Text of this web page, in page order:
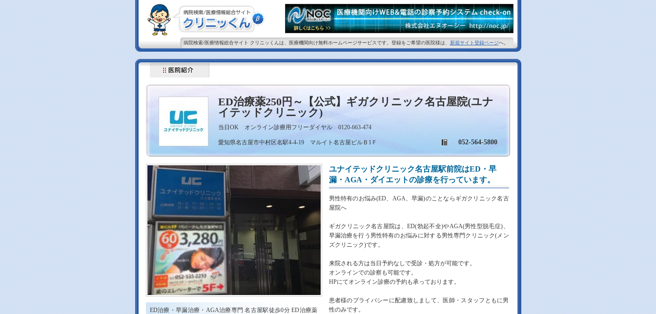
病院検索/医療情報総合サイト クリニッくんは、医療機関向け無料ホームページサービスです。登録をご希望の医院様は、 新規サイト登録ページへ。
ED治療薬250円～【公式】ギガクリニック名古屋院(ユナ
イテッドクリニック)
当日OK オンライン診療用フリーダイヤル 0120-663-474
愛知県名古屋市中村区名駅4-4-19 マルイト名古屋ビルＢ1Ｆ 052-564-5800
ED治療・早漏治療・AGA治療専門 名古屋駅徒歩0分 ED治療薬
ユナイテッドクリニック名古屋駅前院はED・早
漏・AGA・ダイエットの診療を行っています。
男性特有のお悩み(ED、AGA、早漏)のことならギガクリニック名古
屋院へ
ギガクリニック名古屋院は、ED(勃起不全)やAGA(男性型脱毛症)、
早漏治療を行う男性特有のお悩みに対する男性専門クリニック(メン
ズクリニック)です。
来院される方は当日予約なしで受診・処方が可能です。
オンラインでの診察も可能です。
HPにてオンライン診療の予約も承っております。
患者様のプライバシーに配慮致しまして、医師・スタッフともに男
性のみです。